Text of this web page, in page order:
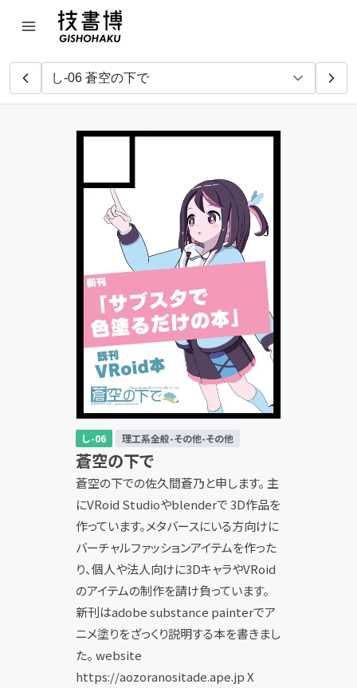
megusunuLab 誤
し-06 理工系全般-その他-その他
蒼空の下で
蒼空の下での佐久間蒼乃と申します。 主
にVRoid Studioやblenderで 3D作品を
作っています。メタバースにいる方向けに
バーチャルファッションアイテムを作った
り、個人や法人向けに3DキャラやVRoid
のアイテムの制作を請け負っています。
新刊はadobe substance painterでア
ニメ塗りをざっくり説明する本を書きまし
た。 website
https://aozoranositade.ape.jp X